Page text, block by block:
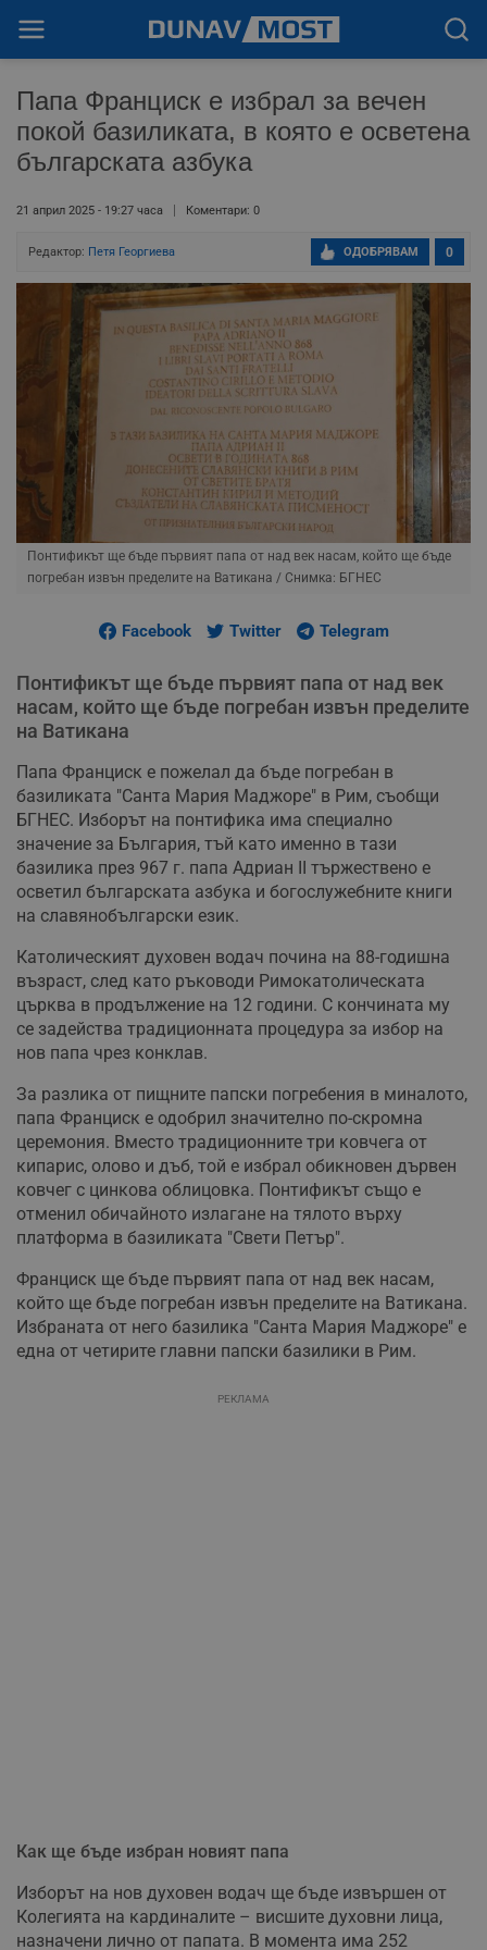
Папа Франциск е избрал за вечен
покой базиликата, в която е осветена
българската азбука
21 април 2025 - 19:27 часа Коментари: 0
Редактор: Петя Георгиева 0
ОДОБРЯВАМ
Понтификът ще бъде първият папа от над век насам, който ще бъде
погребан извън пределите на Ватикана / Снимка: БГНЕС
Facebook Twitter Telegram
Понтификът ще бъде първият папа от над век
насам, който ще бъде погребан извън пределите
на Ватикана
Папа Франциск е пожелал да бъде погребан в
базиликата "Санта Мария Маджоре" в Рим, съобщи
БГНЕС. Изборът на понтифика има специално
значение за България, тъй като именно в тази
базилика през 967 г. папа Адриан II тържествено е
осветил българската азбука и богослужебните книги
на славянобългарски език.
Католическият духовен водач почина на 88-годишна
възраст, след като ръководи Римокатолическата
църква в продължение на 12 години. С кончината му
се задейства традиционната процедура за избор на
нов папа чрез конклав.
За разлика от пищните папски погребения в миналото,
папа Франциск е одобрил значително по-скромна
церемония. Вместо традиционните три ковчега от
кипарис, олово и дъб, той е избрал обикновен дървен
ковчег с цинкова облицовка. Понтификът също е
отменил обичайното излагане на тялото върху
платформа в базиликата "Свети Петър".
Франциск ще бъде първият папа от над век насам,
който ще бъде погребан извън пределите на Ватикана.
Избраната от него базилика "Санта Мария Маджоре" е
една от четирите главни папски базилики в Рим.
РЕКЛАМА
Как ще бъде избран новият папа
Изборът на нов духовен водач ще бъде извършен от
Колегията на кардиналите – висшите духовни лица,
назначени лично от папата. В момента има 252